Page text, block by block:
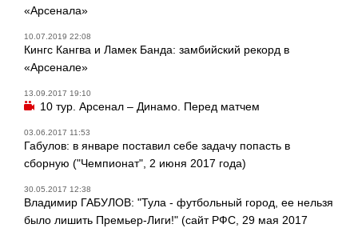
«Арсенала»
10.07.2019 22:08
Кингс Кангва и Ламек Банда: замбийский рекорд в
«Арсенале»
13.09.2017 19:10
10 тур. Арсенал – Динамо. Перед матчем
03.06.2017 11:53
Габулов: в январе поставил себе задачу попасть в
сборную ("Чемпионат", 2 июня 2017 года)
30.05.2017 12:38
Владимир ГАБУЛОВ: "Тула - футбольный город, ее нельзя
было лишить Премьер-Лиги!" (сайт РФС, 29 мая 2017